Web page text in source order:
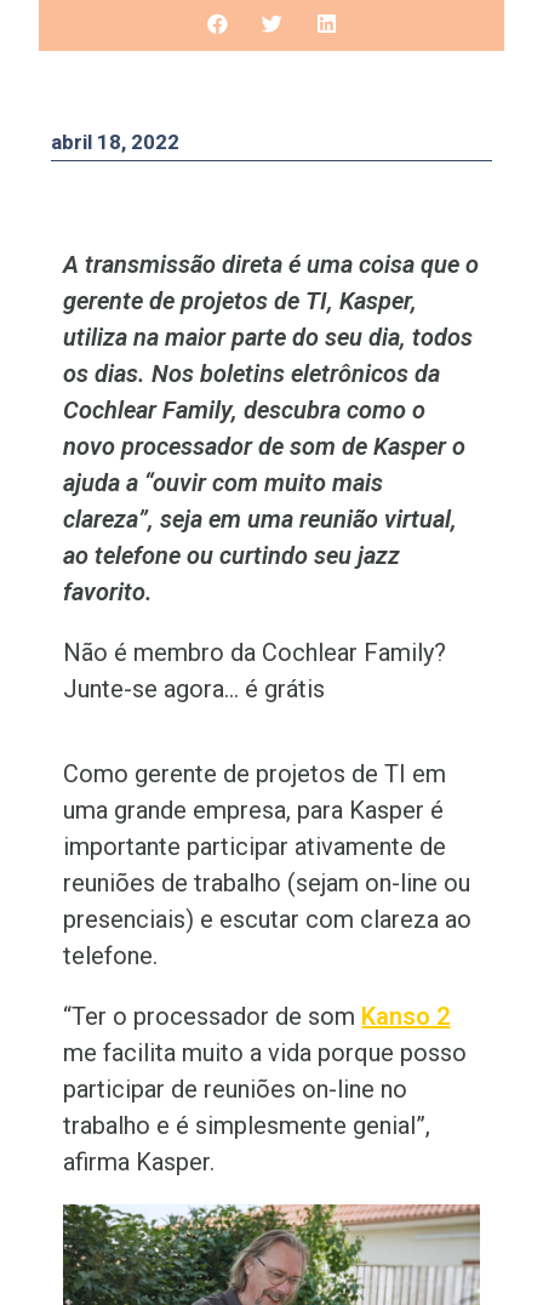
abril 18, 2022
A transmissão direta é uma coisa que o
gerente de projetos de TI, Kasper,
utiliza na maior parte do seu dia, todos
os dias. Nos boletins eletrônicos da
Cochlear Family, descubra como o
novo processador de som de Kasper o
ajuda a “ouvir com muito mais
clareza”, seja em uma reunião virtual,
ao telefone ou curtindo seu jazz
favorito.
Não é membro da Cochlear Family?
Junte-se agora… é grátis
Como gerente de projetos de TI em
uma grande empresa, para Kasper é
importante participar ativamente de
reuniões de trabalho (sejam on-line ou
presenciais) e escutar com clareza ao
telefone.
“Ter o processador de som Kanso 2
me facilita muito a vida porque posso
participar de reuniões on-line no
trabalho e é simplesmente genial”,
afirma Kasper.